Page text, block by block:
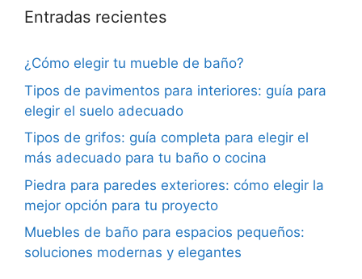
Entradas recientes
¿Cómo elegir tu mueble de baño?
Tipos de pavimentos para interiores: guía para
elegir el suelo adecuado
Tipos de grifos: guía completa para elegir el
más adecuado para tu baño o cocina
Piedra para paredes exteriores: cómo elegir la
mejor opción para tu proyecto
Muebles de baño para espacios pequeños:
soluciones modernas y elegantes